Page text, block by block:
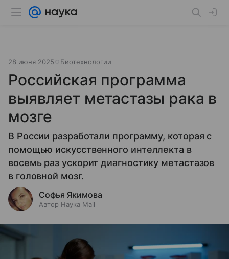
28 июня 2025 Биотехнологии
Российская программа
выявляет метастазы рака в
мозге
В России разработали программу, которая с
помощью искусственного интеллекта в
восемь раз ускорит диагностику метастазов
в головной мозг.
Софья Якимова
Автор Наука Mail